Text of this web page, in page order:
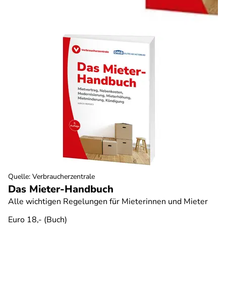
Das Mieter-Handbuch
Alle wichtigen Regelungen für Mieterinnen und Mieter
Euro 18,- (Buch)
Quelle: Verbraucherzentrale